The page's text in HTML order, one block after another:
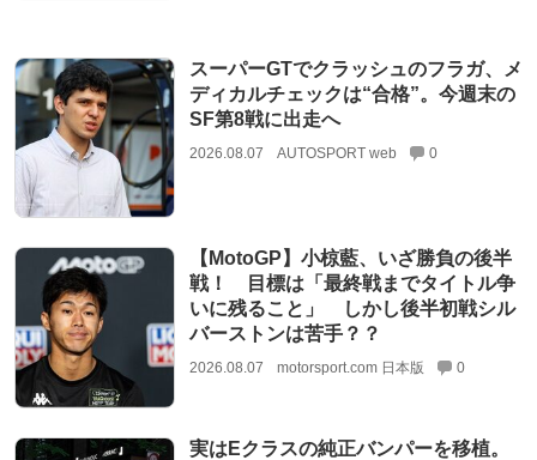
スーパーGTでクラッシュのフラガ、メ
ディカルチェックは“合格”。今週末の
SF第8戦に出走へ
2026.08.07 AUTOSPORT web 0
【MotoGP】小椋藍、いざ勝負の後半
戦！ 目標は「最終戦までタイトル争
いに残ること」 しかし後半初戦シル
バーストンは苦手？？
2026.08.07 motorsport.com 日本版 0
実はEクラスの純正バンパーを移植。